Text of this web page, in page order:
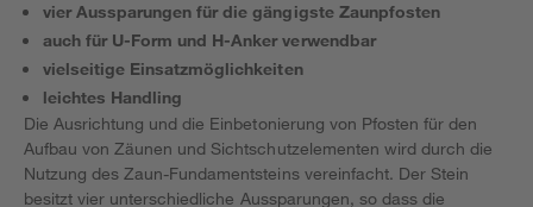
vier Aussparungen für die gängigste Zaunpfosten
auch für U-Form und H-Anker verwendbar
vielseitige Einsatzmöglichkeiten
leichtes Handling
Die Ausrichtung und die Einbetonierung von Pfosten für den
Aufbau von Zäunen und Sichtschutzelementen wird durch die
Nutzung des Zaun-Fundamentsteins vereinfacht. Der Stein
besitzt vier unterschiedliche Aussparungen, so dass die